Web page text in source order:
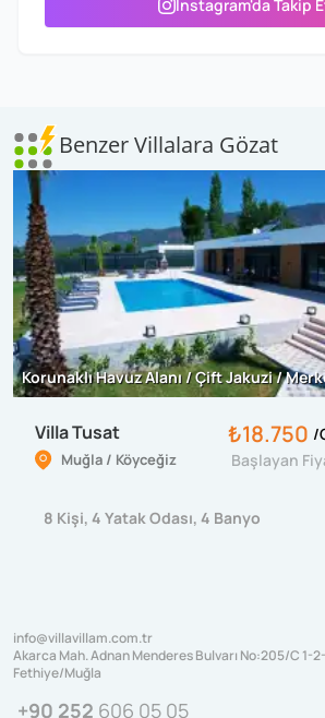
Instagram'da Takip
Benzer Villalara Gözat
Korunaklı Havuz Alanı / Çift Jakuzi /
Villa Tusat
Muğla / Köyceğiz
₺18.750 /
Başlayan
8 Kişi, 4 Yatak Odası, 4 Banyo
info@villavillam.com.tr
Akarca Mah. Adnan Menderes Bulvarı No:205/C 1-
Fethiye/Muğla
+90 252 606 05 05